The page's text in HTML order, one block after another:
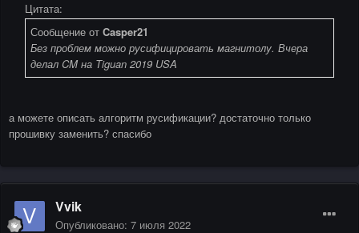
Цитата:
Сообщение от Casper21
Без проблем можно русифицировать магнитолу. Вчера
делал CM на Tiguan 2019 USA
а можете описать алгоритм русификации? достаточно только
прошивку заменить? спасибо
Vvik
Опубликовано: 7 июля 2022